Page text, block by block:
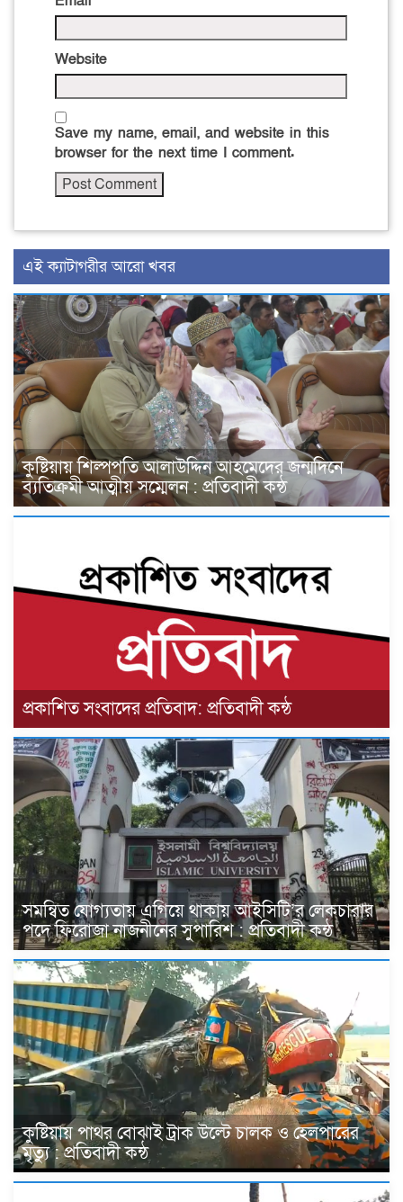
Website
Save my name, email, and website in this
browser for the next time I comment.
এই ক্যাটাগরীর আরো খবর
কুষ্টিয়ায় শিল্পপতি আলাউদ্দিন আহমেদের জন্মদিনে
ব্যতিক্রমী আত্মীয় সম্মেলন : প্রতিবাদী কন্ঠ
প্রকাশিত সংবাদের প্রতিবাদ: প্রতিবাদী কন্ঠ
সমন্বিত যোগ্যতায় এগিয়ে থাকায় আইসিটি’র লেকচারার
পদে ফিরোজা নাজনীনের সুপারিশ : প্রতিবাদী কন্ঠ
কুষ্টিয়ায় পাথর বোঝাই ট্রাক উল্টে চালক ও হেলপারের
মৃত্যু : প্রতিবাদী কন্ঠ